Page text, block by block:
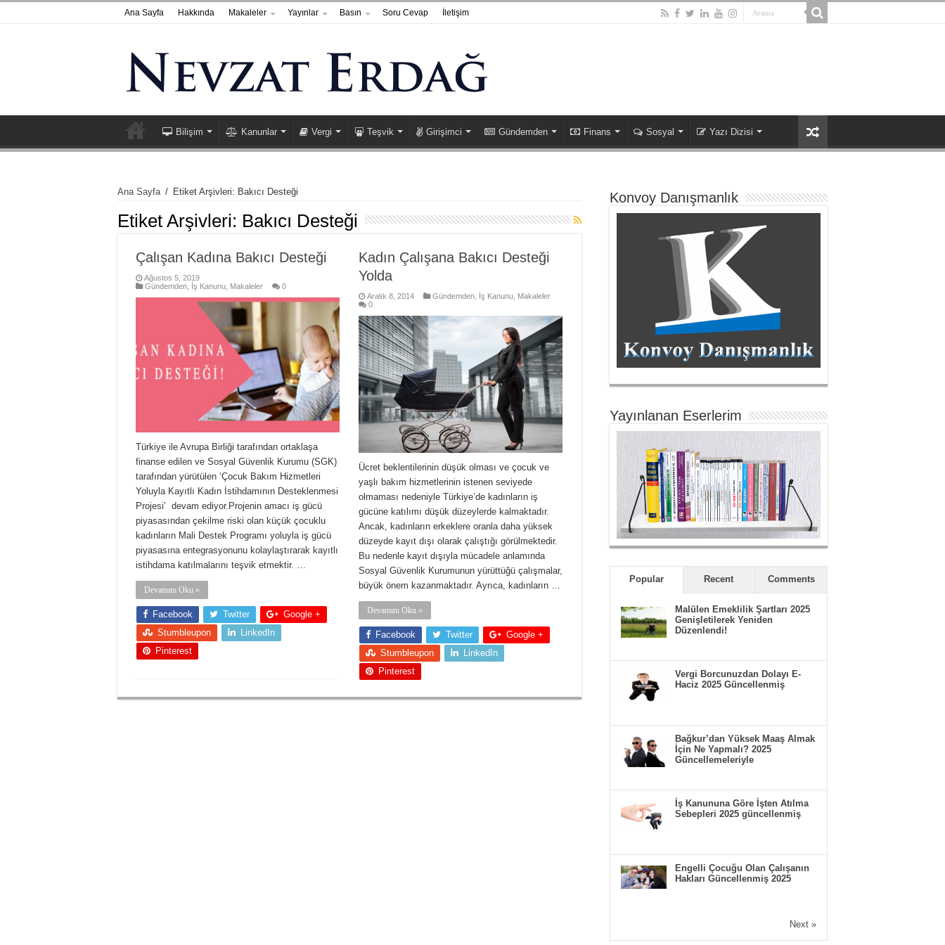
Ana Sayfa Hakkında Makaleler Yayınlar Basın Soru Cevap İletişim
Bilişim Kanunlar Vergi Teşvik Girişimci Gündemden Finans Sosyal Yazı Dizisi
Ana Sayfa / Etiket Arşivleri: Bakıcı Desteği
Etiket Arşivleri: Bakıcı Desteği
Çalışan Kadına Bakıcı Desteği
Ağustos 5, 2019
Gündemden İş Kanunu Makaleler 0
Türkiye ile Avrupa Birliği tarafından ortaklaşa
finanse edilen ve Sosyal Güvenlik Kurumu (SGK)
tarafından yürütülen ‘Çocuk Bakım Hizmetleri
Yoluyla Kayıtlı Kadın İstihdamının Desteklenmesi
Projesi’ devam ediyor.Projenin amacı iş gücü
piyasasından çekilme riski olan küçük çocuklu
kadınların Mali Destek Programı yoluyla iş gücü
piyasasına entegrasyonunu kolaylaştırarak kayıtlı
istihdama katılmalarını teşvik etmektir. …
Devamını Oku »
Facebook Twitter
Google +
Stumbleupon
LinkedIn
Pinterest
Kadın Çalışana Bakıcı Desteği
Yolda
Aralık 8, 2014 Gündemden İş Kanunu Makaleler
0
Ücret beklentilerinin düşük olması ve çocuk ve
yaşlı bakım hizmetlerinin istenen seviyede
olmaması nedeniyle Türkiye’de kadınların iş
gücüne katılımı düşük düzeylerde kalmaktadır.
Ancak, kadınların erkeklere oranla daha yüksek
düzeyde kayıt dışı olarak çalıştığı görülmektedir.
Bu nedenle kayıt dışıyla mücadele anlamında
Sosyal Güvenlik Kurumunun yürüttüğü çalışmalar,
büyük önem kazanmaktadır. Ayrıca, kadınların …
Devamını Oku »
Facebook Twitter
Google +
Stumbleupon
LinkedIn
Pinterest
Konvoy Danışmanlık
Yayınlanan Eserlerim
Popular Recent Comments
Malülen Emeklilik Şartları 2025
Genişletilerek Yeniden
Düzenlendi!
Vergi Borcunuzdan Dolayı E-
Haciz 2025 Güncellenmiş
Bağkur’dan Yüksek Maaş Almak
İçin Ne Yapmalı? 2025
Güncellemeleriyle
İş Kanununa Göre İşten Atılma
Sebepleri 2025 güncellenmiş
Engelli Çocuğu Olan Çalışanın
Hakları Güncellenmiş 2025
Next »